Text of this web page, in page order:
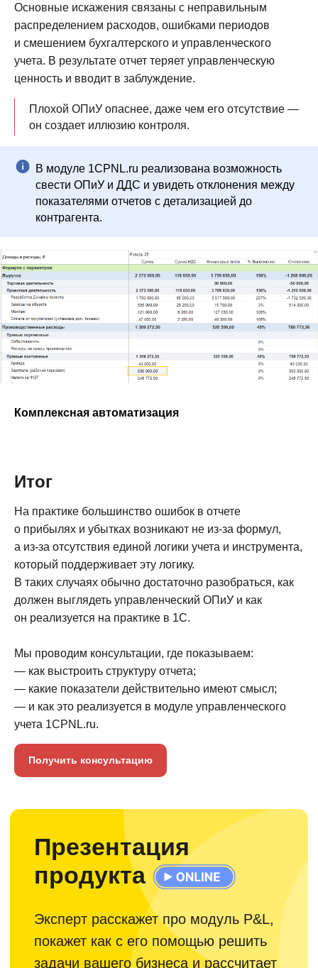
Основные искажения связаны с неправильным
распределением расходов, ошибками периодов
и смешением бухгалтерского и управленческого
учета. В результате отчет теряет управленческую
ценность и вводит в заблуждение.
Плохой ОПиУ опаснее, даже чем его отсутствие —
он создает иллюзию контроля.
В модуле 1CPNL.ru реализована возможность
свести ОПиУ и ДДС и увидеть отклонения между
показателями отчетов с детализацией до
контрагента.
Комплексная автоматизация
Итог
На практике большинство ошибок в отчете
о прибылях и убытках возникают не из-за формул,
а из-за отсутствия единой логики учета и инструмента,
который поддерживает эту логику.
В таких случаях обычно достаточно разобраться, как
должен выглядеть управленческий ОПиУ и как
он реализуется на практике в 1С.
Мы проводим консультации, где показываем:
— как выстроить структуру отчета;
— какие показатели действительно имеют смысл;
— и как это реализуется в модуле управленческого
учета 1CPNL.ru.
Получить консультацию